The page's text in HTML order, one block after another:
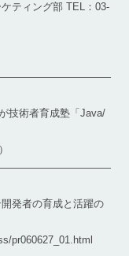
ティング部 TEL：03-
技術者育成塾「Java/
発者の育成と活躍の
pr060627_01.html